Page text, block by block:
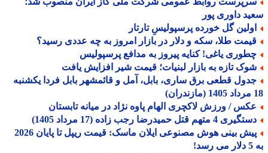
داوری پور
گل خورده پرسپولیسِ تارتار
طلا، سکه و دلار در بازار امروز به چه عددی رسید؟
یاغی! کنایه پیروز به مدافع پرسپولیس
تازه به بازار لبنیات؛ قیمت شیر افزایش یافت
قطعی برق ساری، بابل، آمل و قائمشهر بابل فردا یکشنبه
/ ورزش لاکچری الهام پاوه نژاد در میانه تابستان
4 متهم قتل حمیدرضا رجب زاده (17 مرداد 1405)
پیش بینی هوش مصنوعی ایلان ماسک: قیمت ریپل تا پایان 2026